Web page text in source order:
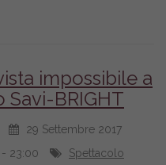
impossibile a
Savi-BRIGHT
29 Settembre 2017
- 23:00
Spettacolo